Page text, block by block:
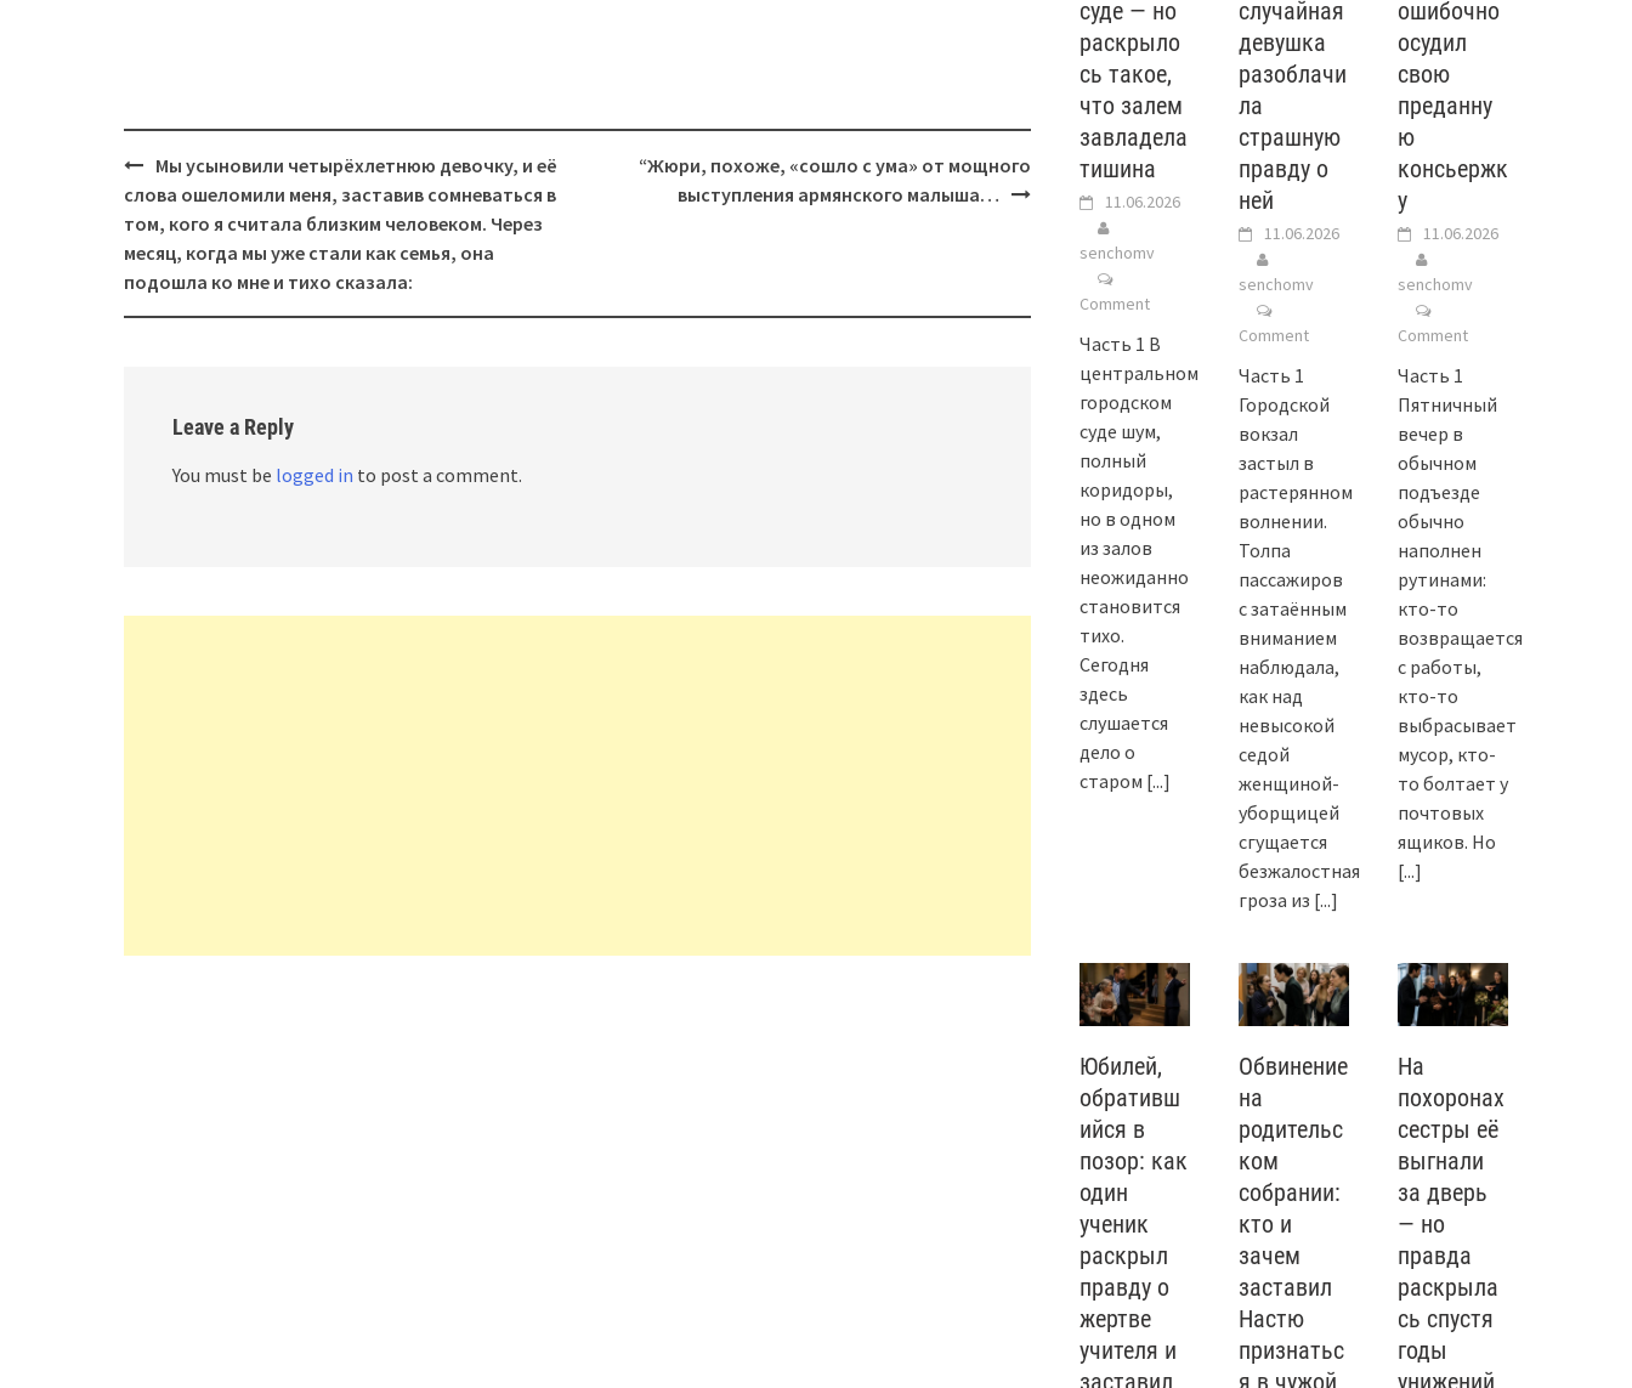
Post
navigation
Мы усыновили четырёхлетнюю девочку, и её
слова ошеломили меня, заставив сомневаться в
том, кого я считала близким человеком. Через
месяц, когда мы уже стали как семья, она
подошла ко мне и тихо сказала:
“Жюри, похоже, «сошло с ума» от мощного
выступления армянского малыша…
Leave a Reply
You must be logged in to post a comment.
суде — но
раскрыло
сь такое,
что залем
завладела
тишина
11.06.2026
senchomv
Comment
Часть 1 В
центральном
городском
суде шум,
полный
коридоры,
но в одном
из залов
неожиданно
становится
тихо.
Сегодня
здесь
слушается
дело о
старом [...]
случайная
девушка
разоблачи
ла
страшную
правду о
ней
11.06.2026
senchomv
Comment
Часть 1
Городской
вокзал
застыл в
растерянном
волнении.
Толпа
пассажиров
с затаённым
вниманием
наблюдала,
как над
невысокой
седой
женщиной-
уборщицей
сгущается
безжалостная
гроза из [...]
ошибочно
осудил
свою
преданну
ю
консьержк
у
11.06.2026
senchomv
Comment
Часть 1
Пятничный
вечер в
обычном
подъезде
обычно
наполнен
рутинами:
кто-то
возвращается
с работы,
кто-то
выбрасывает
мусор, кто-
то болтает у
почтовых
ящиков. Но
[...]
Юбилей,
обративш
ийся в
позор: как
один
ученик
раскрыл
правду о
жертве
учителя и
заставил
Обвинение
на
родительс
ком
собрании:
кто и
зачем
заставил
Настю
признатьс
я в чужой
На
похоронах
сестры её
выгнали
за дверь
— но
правда
раскрыла
сь спустя
годы
унижений